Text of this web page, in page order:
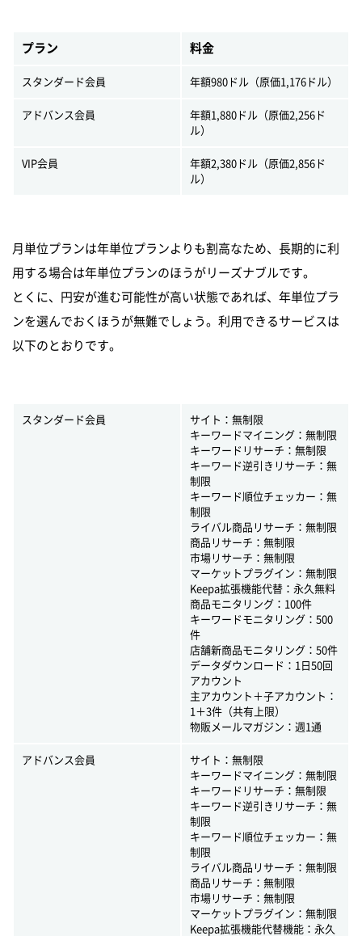
プラン 料金
スタンダード会員 年額980ドル（原価1,176ドル）
アドバンス会員
年額1,880ドル（原価2,256ド
ル）
VIP会員
年額2,380ドル（原価2,856ド
ル）
月単位プランは年単位プランよりも割高なため、長期的に利
用する場合は年単位プランのほうがリーズナブルです。
とくに、円安が進む可能性が高い状態であれば、年単位プラ
ンを選んでおくほうが無難でしょう。利用できるサービスは
以下のとおりです。
スタンダード会員
サイト：無制限
キーワードマイニング：無制限
キーワードリサーチ：無制限
キーワード逆引きリサーチ：無
制限
キーワード順位チェッカー：無
制限
ライバル商品リサーチ：無制限
商品リサーチ：無制限
市場リサーチ：無制限
マーケットプラグイン：無制限
Keepa拡張機能代替：永久無料
商品モニタリング：100件
キーワードモニタリング：500
件
店舗新商品モニタリング：50件
データダウンロード：1日50回
アカウント
主アカウント＋子アカウント：
1＋3件（共有上限）
物販メールマガジン：週1通
アドバンス会員
サイト：無制限
キーワードマイニング：無制限
キーワードリサーチ：無制限
キーワード逆引きリサーチ：無
制限
キーワード順位チェッカー：無
制限
ライバル商品リサーチ：無制限
商品リサーチ：無制限
市場リサーチ：無制限
マーケットプラグイン：無制限
Keepa拡張機能代替機能：永久